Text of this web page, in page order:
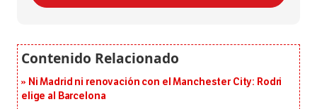
Ni Madrid ni renovación con el Manchester City: Rodri
elige al Barcelona